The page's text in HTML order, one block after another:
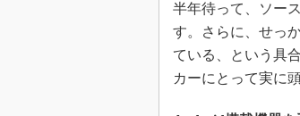
半年待って、ソー
す。さらに、せっ
ている、という具
カーにとって実に